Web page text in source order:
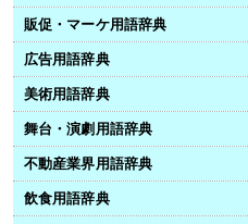
販促・マーケ用語辞典
広告用語辞典
美術用語辞典
舞台・演劇用語辞典
不動産業界用語辞典
飲食用語辞典